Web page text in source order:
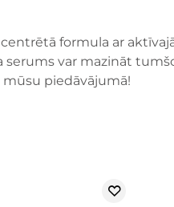
formula ar
var mazināt
piedāvājumā!